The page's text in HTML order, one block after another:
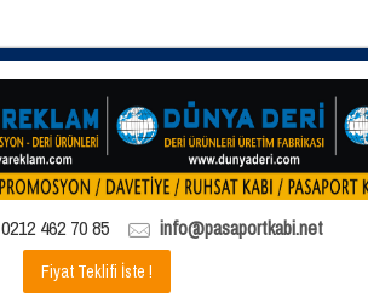
0212 462 70 85 info@pasaportkabi.net
Fiyat Teklifi İste !